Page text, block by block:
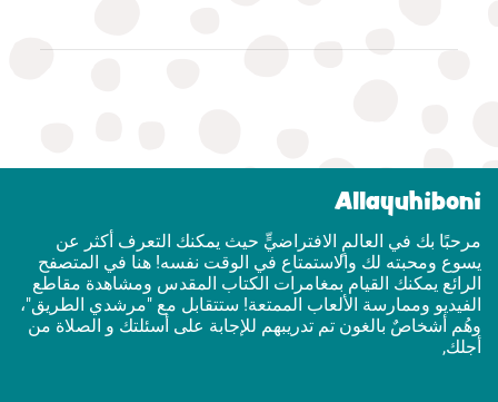
Allayuhiboni
مرحبًا بك في العالمٍ الافتراضيٍّ حيث يمكنك التعرف أكثر عن
يسوع ومحبته لك والاستمتاع في الوقت نفسه! هنا في المتصفح
الرائع يمكنك القيام بمغامرات الكتاب المقدس ومشاهدة مقاطع
الفيديو وممارسة الألعاب الممتعة! ستتقابل مع "مرشدي الطريق"،
وهُم أشخاصٌ بالغون تم تدريبهم للإجابة على أسئلتك و الصلاة من
أجلك,